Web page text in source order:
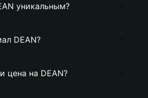
уникальным?
DEAN?
цена на DEAN?